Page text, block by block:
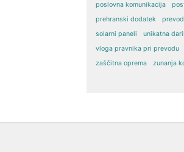
poslovna komunikacija
prehranski dodatek
solarni paneli
unikatna
vloga pravnika pri prevodu
zaščitna oprema
zunanja